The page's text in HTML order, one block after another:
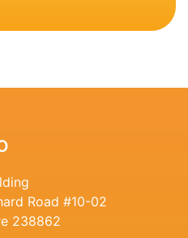
Road #10-02
238862